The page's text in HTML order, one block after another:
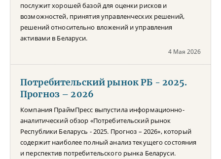
послужит хорошей базой для оценки рисков и
возможностей, принятия управленческих решений,
решений относительно вложений и управления
активами в Беларуси.
4 Мая 2026
Потребительский рынок РБ - 2025.
Прогноз – 2026
Компания ПраймПресс выпустила информационно-
аналитический обзор «Потребительский рынок
Республики Беларусь - 2025. Прогноз – 2026», который
содержит наиболее полный анализ текущего состояния
и перспектив потребительского рынка Беларуси.